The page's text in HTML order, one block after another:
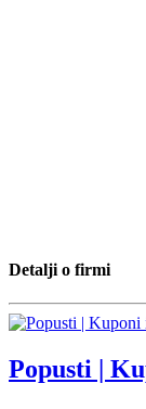
Detalji o firmi
Popusti |